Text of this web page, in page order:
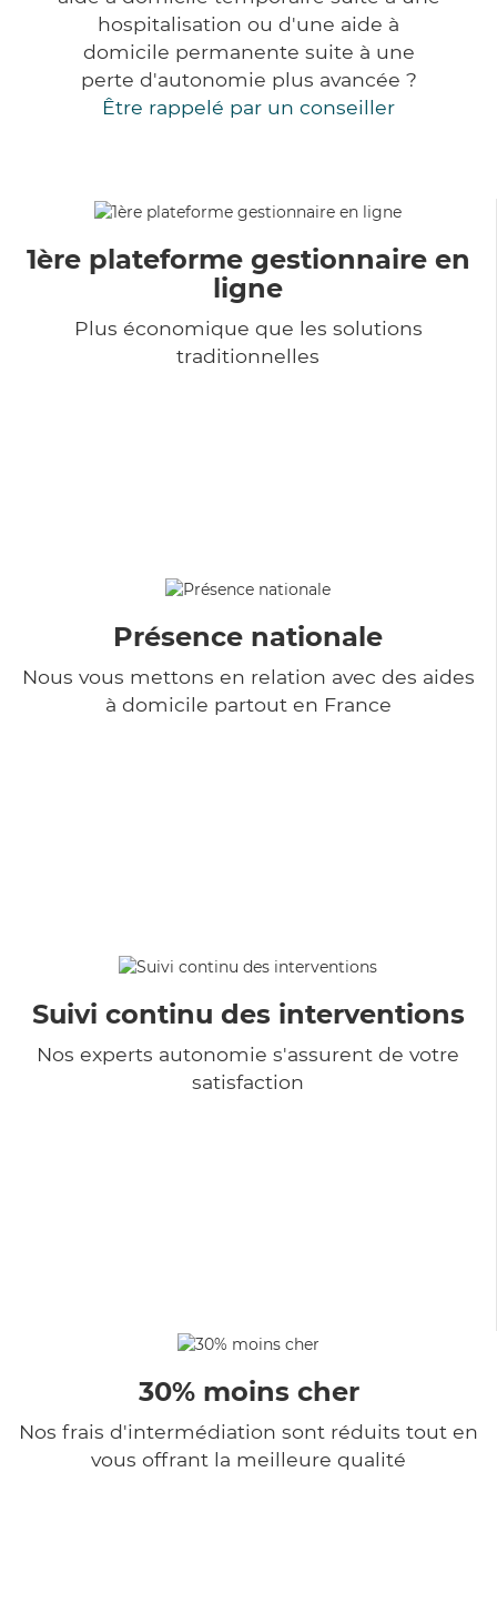
hospitalisation ou d'une aide à
domicile permanente suite à une
perte d'autonomie plus avancée ?
Être rappelé par un conseiller
1ère plateforme gestionnaire en
ligne
Plus économique que les solutions
traditionnelles
Présence nationale
Nous vous mettons en relation avec des aides
à domicile partout en France
Suivi continu des interventions
Nos experts autonomie s'assurent de votre
satisfaction
30% moins cher
Nos frais d'intermédiation sont réduits tout en
vous offrant la meilleure qualité